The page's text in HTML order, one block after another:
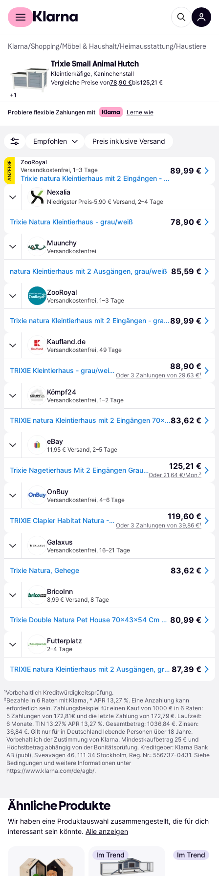
Für Shopper
Klarna/Shopping/Möbel & Haushalt/Heimausstattung/Haustiere
+1
Trixie Small Animal Hutch
Kleintierkäfige, Kaninchenstall
Vergleiche Preise von78,90 €bis125,21 €
Probiere flexible Zahlungen mit Lerne wie
Empfohlen Preis inklusive Versand
ANZEIGE
ZooRoyal
Versandkostenfrei, 1–3 Tage
Trixie natura Kleintierhaus mit 2 Eingängen - grau/weiß
89,99 €
Nexalia
Niedrigster Preis·5,90 € Versand, 2–4 Tage
Trixie Natura Kleintierhaus - grau/weiß 78,90 €
Muunchy
Versandkostenfrei
natura Kleintierhaus mit 2 Ausgängen, grau/weiß 85,59 €
ZooRoyal
Versandkostenfrei, 1–3 Tage
Trixie natura Kleintierhaus mit 2 Eingängen - grau/weiß89,99 €
Kaufland.de
Versandkostenfrei, 49 Tage
TRIXIE Kleintierhaus - grau/weiß - 70 × 43 × 45 cm 88,90 €
Oder 3 Zahlungen von 29,63 €¹
Kömpf24
Versandkostenfrei, 1–2 Tage
TRIXIE natura Kleintierhaus mit 2 Eingängen 70x45x43cm grau/weiß83,62 €
eBay
11,95 € Versand, 2–5 Tage
Trixie Nagetierhaus Mit 2 Eingängen Grauweiß 125,21 €
Oder 21,64 €/Mon.²
OnBuy
Versandkostenfrei, 4–6 Tage
TRIXIE Clapier Habitat Natura - 70 x 43 x 45 cm - Mit zwei Eingängen - Weiß und Grau - Für Kaninchen 119,60 €
Oder 3 Zahlungen von 39,86 €¹
Galaxus
Versandkostenfrei, 16–21 Tage
Trixie Natura, Gehege 83,62 €
BricoInn
8,99 € Versand, 8 Tage
Trixie Double Natura Pet House 70x43x54 Cm Weiß 80,99 €
Futterplatz
2–4 Tage
TRIXIE natura Kleintierhaus mit 2 Ausgängen, grau/weiß | 70 x 43 x 45 cm 87,39 €
¹Vorbehaltlich Kreditwürdigkeitsprüfung.
²Bezahle in 6 Raten mit Klarna, * APR 13,27 %. Eine Anzahlung kann
erforderlich sein. Zahlungsbeispiel für einen Kauf von 1000 € in 6 Raten:
5 Zahlungen von 172,81€ und die letzte Zahlung von 172,79 €. Laufzeit:
6 Monate. TIN 13,27% APR 13,27 %. Gesamtbetrag: 1036,84 €. Zinsen:
36,84 €. Gilt nur für in Deutschland lebende Personen über 18 Jahre.
Vorbehaltlich der Zustimmung von Klarna. Mindestkaufbetrag 25 € und
Höchstbetrag abhängig von der Bonitätsprüfung. Kreditgeber: Klarna Bank
AB (publ), Sveavägen 46, 111 34 Stockholm, Reg. Nr.: 556737-0431. Siehe
Bedingungen und weitere Informationen unter
https://www.klarna.com/de/agb/.
Ähnliche Produkte
Wir haben eine Produktauswahl zusammengestellt, die für dich
interessant sein könnte. Alle anzeigen
Im Trend Im Trend